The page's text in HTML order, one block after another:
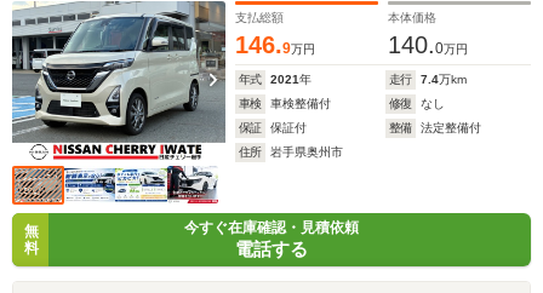
DVD再生 CD再生 1年間走行距離無制限保証
支払総額
146.9万円
本体価格
140.0万円
年式 2021年 走行 7.4万km
車検
車検整備付 修復
なし
保証
保証付 整備
法定整備付
住所
岩手県奥州市
無
料
今すぐ在庫確認・見積依頼
電話する